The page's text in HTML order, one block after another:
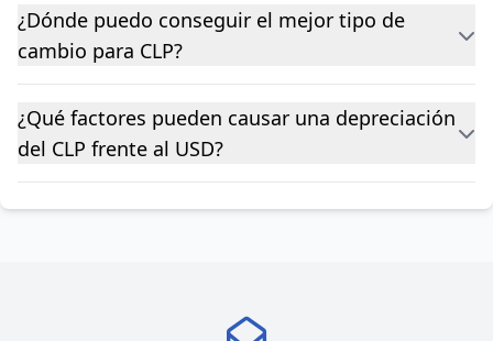
¿Dónde puedo conseguir el mejor tipo de
cambio para CLP?
¿Qué factores pueden causar una depreciación
del CLP frente al USD?